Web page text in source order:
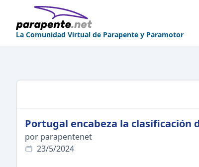
La Comunidad Virtual de Parapente y Paramotor
Portugal encabeza la clasificación
por parapentenet
23/5/2024